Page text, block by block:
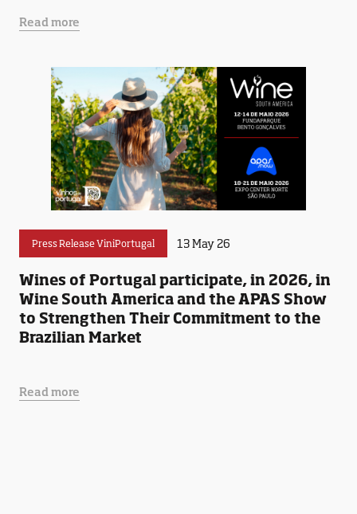
Read more
Press Release ViniPortugal 13 May 26
Wines of Portugal participate, in 2026, in
Wine South America and the APAS Show
to Strengthen Their Commitment to the
Brazilian Market
Read more